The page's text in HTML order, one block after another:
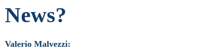
News?
Valerio Malvezzi: